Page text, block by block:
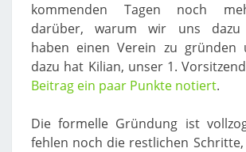
kommenden Tagen noch
darüber, warum wir uns dazu
haben einen Verein zu gründen
dazu hat Kilian, unser 1.
Beitrag ein paar Punkte notiert.
Die formelle Gründung ist
fehlen noch die restlichen